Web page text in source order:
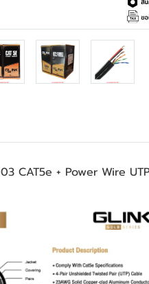
CAT5e + Power Wire